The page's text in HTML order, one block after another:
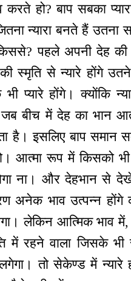
करते हो? बाप सबका
न्यारा बनते हैं उतना
पहले अपनी देह की
स्मृति से न्यारे होंगे
प्यारे होंगे। क्योंकि
बीच में देह का भान
है। इसलिए बाप समान
आत्मा रूप में किसको
ना। और देहभान से
अनेक भाव उत्पन्न होंगे
लेकिन आत्मिक भाव
में रहने वाला जिसके
लगेगा। तो सेकेण्ड में